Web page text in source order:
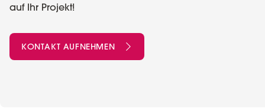
auf Ihr Projekt!
KONTAKT AUFNEHMEN